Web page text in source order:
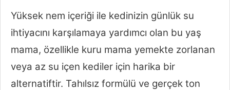
Yüksek nem içeriği ile kedinizin günlük su
ihtiyacını karşılamaya yardımcı olan bu yaş
mama, özellikle kuru mama yemekte zorlanan
veya az su içen kediler için harika bir
alternatiftir. Tahılsız formülü ve gerçek ton